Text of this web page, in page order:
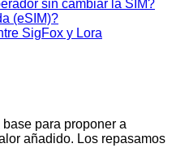
sin cambiar la SIM?
(eSIM)?
SigFox y Lora
para proponer a
añadido. Los repasamos